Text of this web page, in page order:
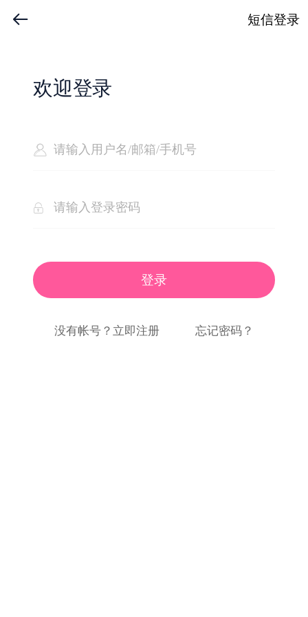
短信登录
欢迎登录
登录
没有帐号？立即注册 忘记密码？